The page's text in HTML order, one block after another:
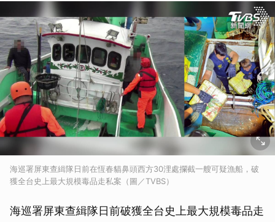
海巡署屏東查緝隊日前在恆春貓鼻頭西方30浬處攔截一艘可疑漁船，破
獲全台史上最大規模毒品走私案（圖／TVBS）
海巡署屏東查緝隊日前破獲全台史上最大規模毒品走